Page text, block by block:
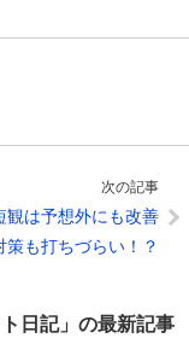
次の記事
観は予想外にも改善
策も打ちづらい！？
日記」の最新記事